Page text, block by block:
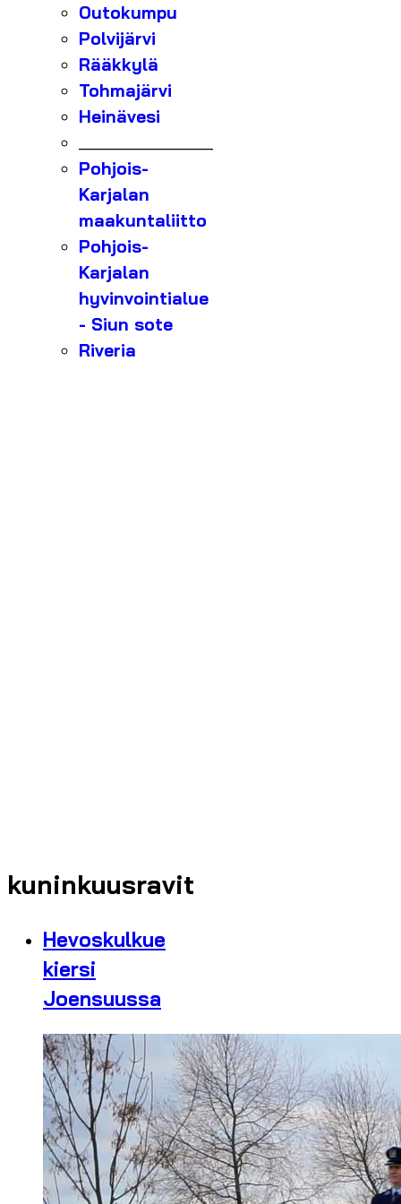
Outokumpu
Polvijärvi
Rääkkylä
Tohmajärvi
Heinävesi
Pohjois-
Karjalan
maakuntaliitto
Pohjois-
Karjalan
hyvinvointialue
- Siun sote
Riveria
kuninkuusravit
Hevoskulkue
kiersi
Joensuussa